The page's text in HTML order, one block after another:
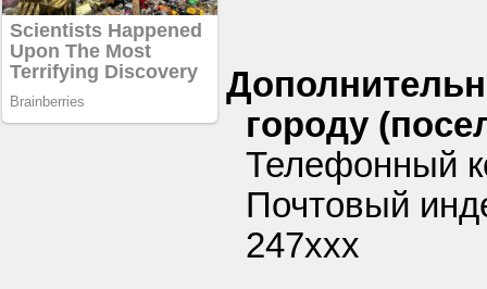
городу
Телефонный
Почтовый
247xxx